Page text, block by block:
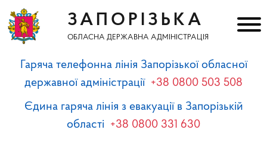
ЗАПОРІЗЬКА
ОБЛАСНА ДЕРЖАВНА АДМІНІСТРАЦІЯ
Гаряча телефонна лінія Запорізької обласної
державної адміністрації +38 0800 503 508
Єдина гаряча лінія з евакуації в Запорізькій
області +38 0800 331 630